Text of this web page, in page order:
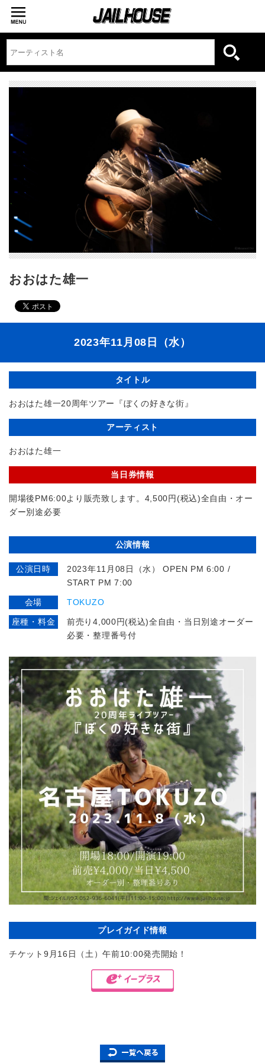
おおはた雄一
2023年11月08日（水）
タイトル
おおはた雄一20周年ツアー『ぼくの好きな街』
アーティスト
おおはた雄一
当日券情報
開場後PM6:00より販売致します。4,500円(税込)全自由・オー
ダー別途必要
公演情報
公演日時
2023年11月08日（水） OPEN PM 6:00 /
START PM 7:00
会場 TOKUZO
座種・料金
前売り4,000円(税込)全自由・当日別途オーダー
必要・整理番号付
プレイガイド情報
チケット9月16日（土）午前10:00発売開始！